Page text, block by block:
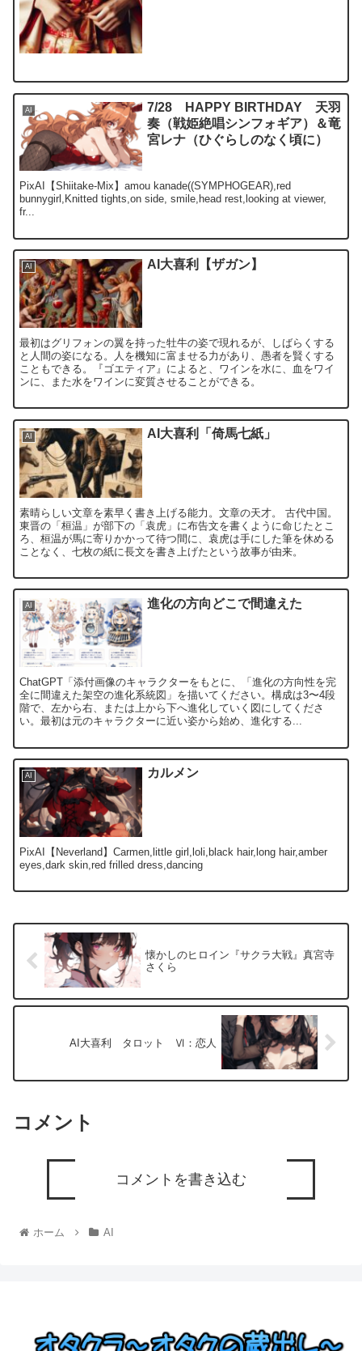
AI
7/28 HAPPY BIRTHDAY 天羽
奏（戦姫絶唱シンフォギア）＆竜
宮レナ（ひぐらしのなく頃に）
PixAI【Shiitake-Mix】amou kanade((SYMPHOGEAR),red
bunnygirl,Knitted tights,on side, smile,head rest,looking at viewer,
fr...
AI AI大喜利【ザガン】
最初はグリフォンの翼を持った牡牛の姿で現れるが、しばらくする
と人間の姿になる。人を機知に富ませる力があり、愚者を賢くする
こともできる。『ゴエティア』によると、ワインを水に、血をワイ
ンに、また水をワインに変質させることができる。
AI AI大喜利「倚馬七紙」
素晴らしい文章を素早く書き上げる能力。文章の天才。 古代中国。
東晋の「桓温」が部下の「袁虎」に布告文を書くように命じたとこ
ろ、桓温が馬に寄りかかって待つ間に、袁虎は手にした筆を休める
ことなく、七枚の紙に長文を書き上げたという故事が由来。
AI 進化の方向どこで間違えた
ChatGPT「添付画像のキャラクターをもとに、「進化の方向性を完
全に間違えた架空の進化系統図」を描いてください。構成は3〜4段
階で、左から右、または上から下へ進化していく図にしてくださ
い。最初は元のキャラクターに近い姿から始め、進化する...
AI カルメン
PixAI【Neverland】Carmen,little girl,loli,black hair,long hair,amber
eyes,dark skin,red frilled dress,dancing
懐かしのヒロイン『サクラ大戦』真宮寺
さくら
AI大喜利 タロット Ⅵ：恋人
コメント
コメントを書き込む
ホーム AI